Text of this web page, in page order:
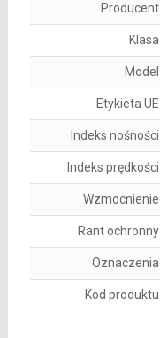
Producent
Klasa
Model
Etykieta UE
Indeks nośności
Indeks prędkości
Wzmocnienie
Rant ochronny
Oznaczenia
Kod produktu